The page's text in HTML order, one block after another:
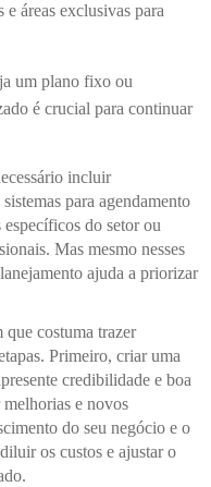
áreas exclusivas para
um plano fixo ou
é crucial para continuar
incluir
para agendamento
do setor ou
Mas mesmo nesses
ajuda a priorizar
costuma trazer
Primeiro, criar uma
credibilidade e boa
e novos
do seu negócio e o
os custos e ajustar o